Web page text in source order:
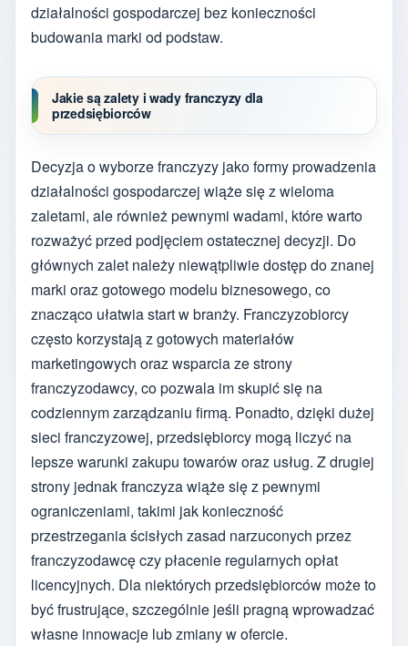
działalności gospodarczej bez konieczności
budowania marki od podstaw.
Jakie są zalety i wady franczyzy dla
przedsiębiorców
Decyzja o wyborze franczyzy jako formy prowadzenia
działalności gospodarczej wiąże się z wieloma
zaletami, ale również pewnymi wadami, które warto
rozważyć przed podjęciem ostatecznej decyzji. Do
głównych zalet należy niewątpliwie dostęp do znanej
marki oraz gotowego modelu biznesowego, co
znacząco ułatwia start w branży. Franczyzobiorcy
często korzystają z gotowych materiałów
marketingowych oraz wsparcia ze strony
franczyzodawcy, co pozwala im skupić się na
codziennym zarządzaniu firmą. Ponadto, dzięki dużej
sieci franczyzowej, przedsiębiorcy mogą liczyć na
lepsze warunki zakupu towarów oraz usług. Z drugiej
strony jednak franczyza wiąże się z pewnymi
ograniczeniami, takimi jak konieczność
przestrzegania ścisłych zasad narzuconych przez
franczyzodawcę czy płacenie regularnych opłat
licencyjnych. Dla niektórych przedsiębiorców może to
być frustrujące, szczególnie jeśli pragną wprowadzać
własne innowacje lub zmiany w ofercie.